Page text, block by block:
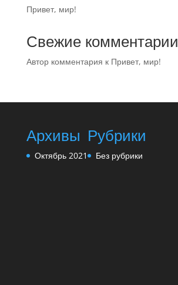
Привет, мир!
Свежие комментарии
Автор комментария к Привет, мир!
Архивы
Октябрь 2021
Рубрики
Без рубрики